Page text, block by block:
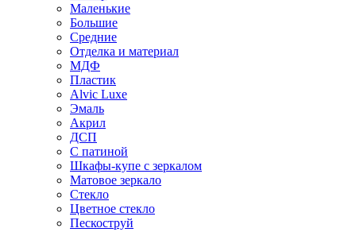
Маленькие
Большие
Средние
Отделка и материал
МДФ
Пластик
Alvic Luxe
Эмаль
Акрил
ДСП
С патиной
Шкафы-купе с зеркалом
Матовое зеркало
Стекло
Цветное стекло
Пескоструй